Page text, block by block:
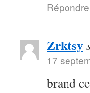
Répondre
Zrktsy
17
brand